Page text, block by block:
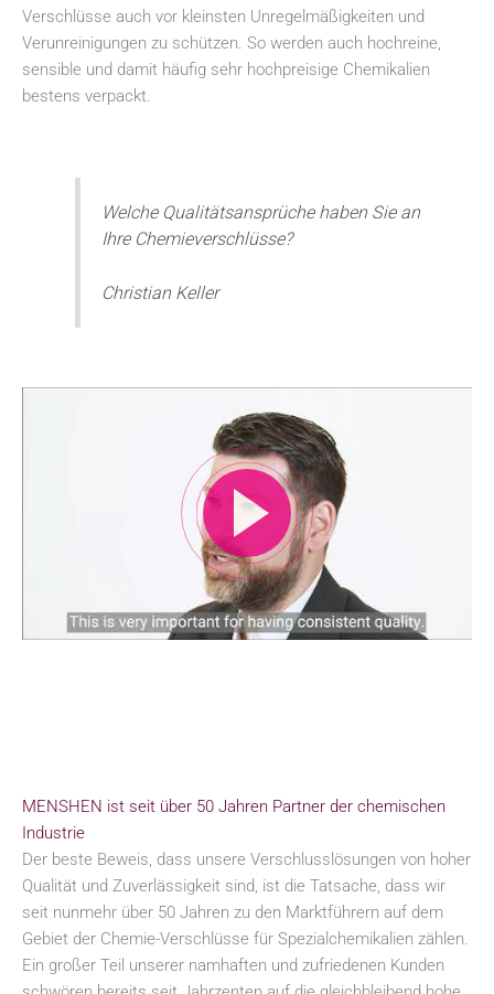
Verschlüsse auch vor kleinsten Unregelmäßigkeiten und
Verunreinigungen zu schützen. So werden auch hochreine,
sensible und damit häufig sehr hochpreisige Chemikalien
bestens verpackt.
Welche Qualitätsansprüche haben Sie an
Ihre Chemieverschlüsse?
Christian Keller
MENSHEN ist seit über 50 Jahren Partner der chemischen
Industrie
Der beste Beweis, dass unsere Verschlusslösungen von hoher
Qualität und Zuverlässigkeit sind, ist die Tatsache, dass wir
seit nunmehr über 50 Jahren zu den Marktführern auf dem
Gebiet der Chemie-Verschlüsse für Spezialchemikalien zählen.
Ein großer Teil unserer namhaften und zufriedenen Kunden